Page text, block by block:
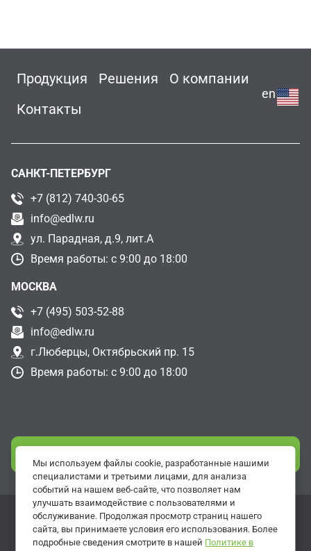
Продукция Решения
О компании
Контакты
en
САНКТ-ПЕТЕРБУРГ
+7 (812) 740-30-65
info@edlw.ru
ул. Парадная, д.9, лит.А
Время работы: с 9:00 до 18:00
МОСКВА
+7 (495) 503-52-88
info@edlw.ru
г.Люберцы, Октябрьский пр. 15
Время работы: с 9:00 до 18:00
Разработка сайтов - ArtisMedia
Политика обработки персональных данных
Мы используем файлы cookie, разработанные нашими
специалистами и третьими лицами, для анализа
событий на нашем веб-сайте, что позволяет нам
улучшать взаимодействие с пользователями и
обслуживание. Продолжая просмотр страниц нашего
сайта, вы принимаете условия его использования. Более
подробные сведения смотрите в нашей Политике в